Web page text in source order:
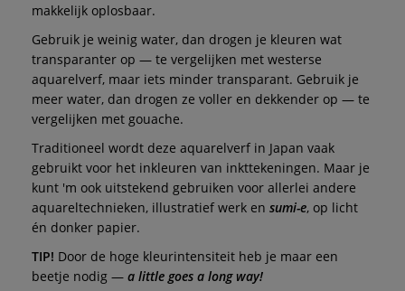
makkelijk oplosbaar.
Gebruik je weinig water, dan drogen je kleuren wat
transparanter op — te vergelijken met westerse
aquarelverf, maar iets minder transparant. Gebruik je
meer water, dan drogen ze voller en dekkender op — te
vergelijken met gouache.
Traditioneel wordt deze aquarelverf in Japan vaak
gebruikt voor het inkleuren van inkttekeningen. Maar je
kunt 'm ook uitstekend gebruiken voor allerlei andere
aquareltechnieken, illustratief werk en sumi-e, op licht
én donker papier.
TIP! Door de hoge kleurintensiteit heb je maar een
beetje nodig — a little goes a long way!